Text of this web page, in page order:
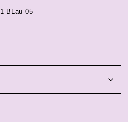
BLau-05